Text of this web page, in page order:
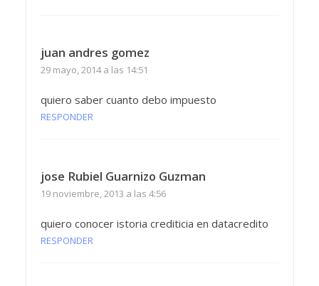
juan andres gomez
29 mayo, 2014 a las 14:51
quiero saber cuanto debo impuesto
RESPONDER
jose Rubiel Guarnizo Guzman
19 noviembre, 2013 a las 4:56
quiero conocer istoria crediticia en datacredito
RESPONDER